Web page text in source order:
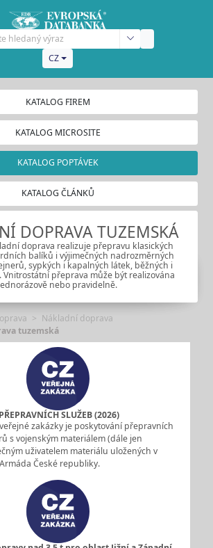
CZ
KATALOG FIREM
KATALOG MICROSITE
KATALOG POPTÁVEK
KATALOG ČLÁNKŮ
DOPRAVA TUZEMSKÁ
doprava realizuje přepravu klasických
balíků i výjimečných nadrozměrných
sypkých i kapalných látek, běžných i
Vnitrostátní přeprava může být realizována
nebo pravidelně.
Nákladní doprava
tuzemská
SLUŽEB (2026)
zakázky je poskytování přepravních
s vojenským materiálem (dále jen
uživatelem materiálu uložených v
České republiky.